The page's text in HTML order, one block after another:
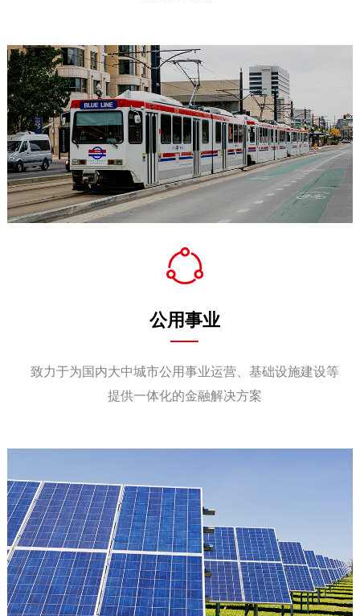
公用事业
致力于为国内大中城市公用事业运营、基础设施建设等
提供一体化的金融解决方案